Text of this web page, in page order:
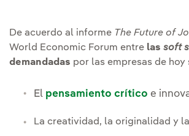
De acuerdo al informe The Future of
World Economic Forum entre las soft
demandadas por las empresas de hoy
El pensamiento crítico e
La creatividad, la originalidad y